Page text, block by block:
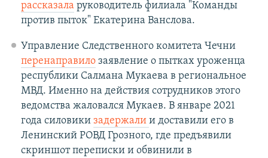
рассказала руководитель филиала "Команды
против пыток" Екатерина Ванслова.
Управление Следственного комитета Чечни
перенаправилозаявление о пытках уроженца
республики Салмана Мукаева в региональное
МВД. Именно на действия сотрудников этого
ведомства жаловался Мукаев. В январе 2021
года силовики задержали и доставили его в
Ленинский РОВД Грозного, где предъявили
скриншот переписки и обвинили в